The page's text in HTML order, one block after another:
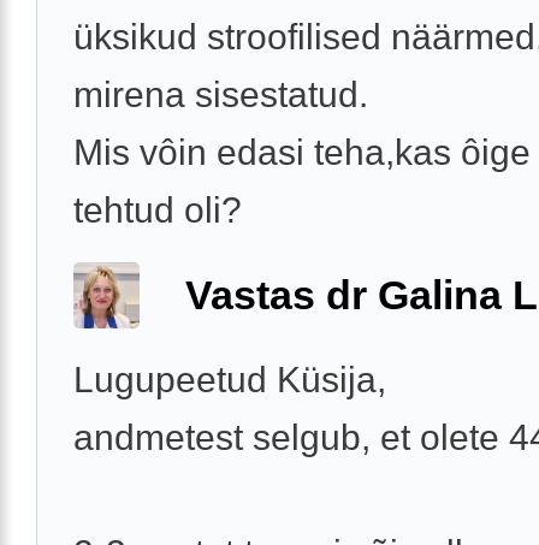
üksikud stroofilised
mirena sisestatud.
Mis vôin edasi teha,kas
tehtud oli?
Vastas dr Galina
Lugupeetud Küsija,
andmetest selgub, et olete